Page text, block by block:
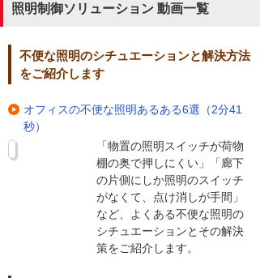
照明制御ソリューション 動画一覧
不便な照明のシチュエーションと解決方法
をご紹介します
オフィスの不便な照明あるある6選（2分41
秒）
「物置の照明スイッチが荷物
棚の奥で押しにくい」「廊下
の片側にしか照明のスイッチ
がなくて、点け消しが手間」
など、よくある不便な照明の
シチュエーションとその解決
策をご紹介します。